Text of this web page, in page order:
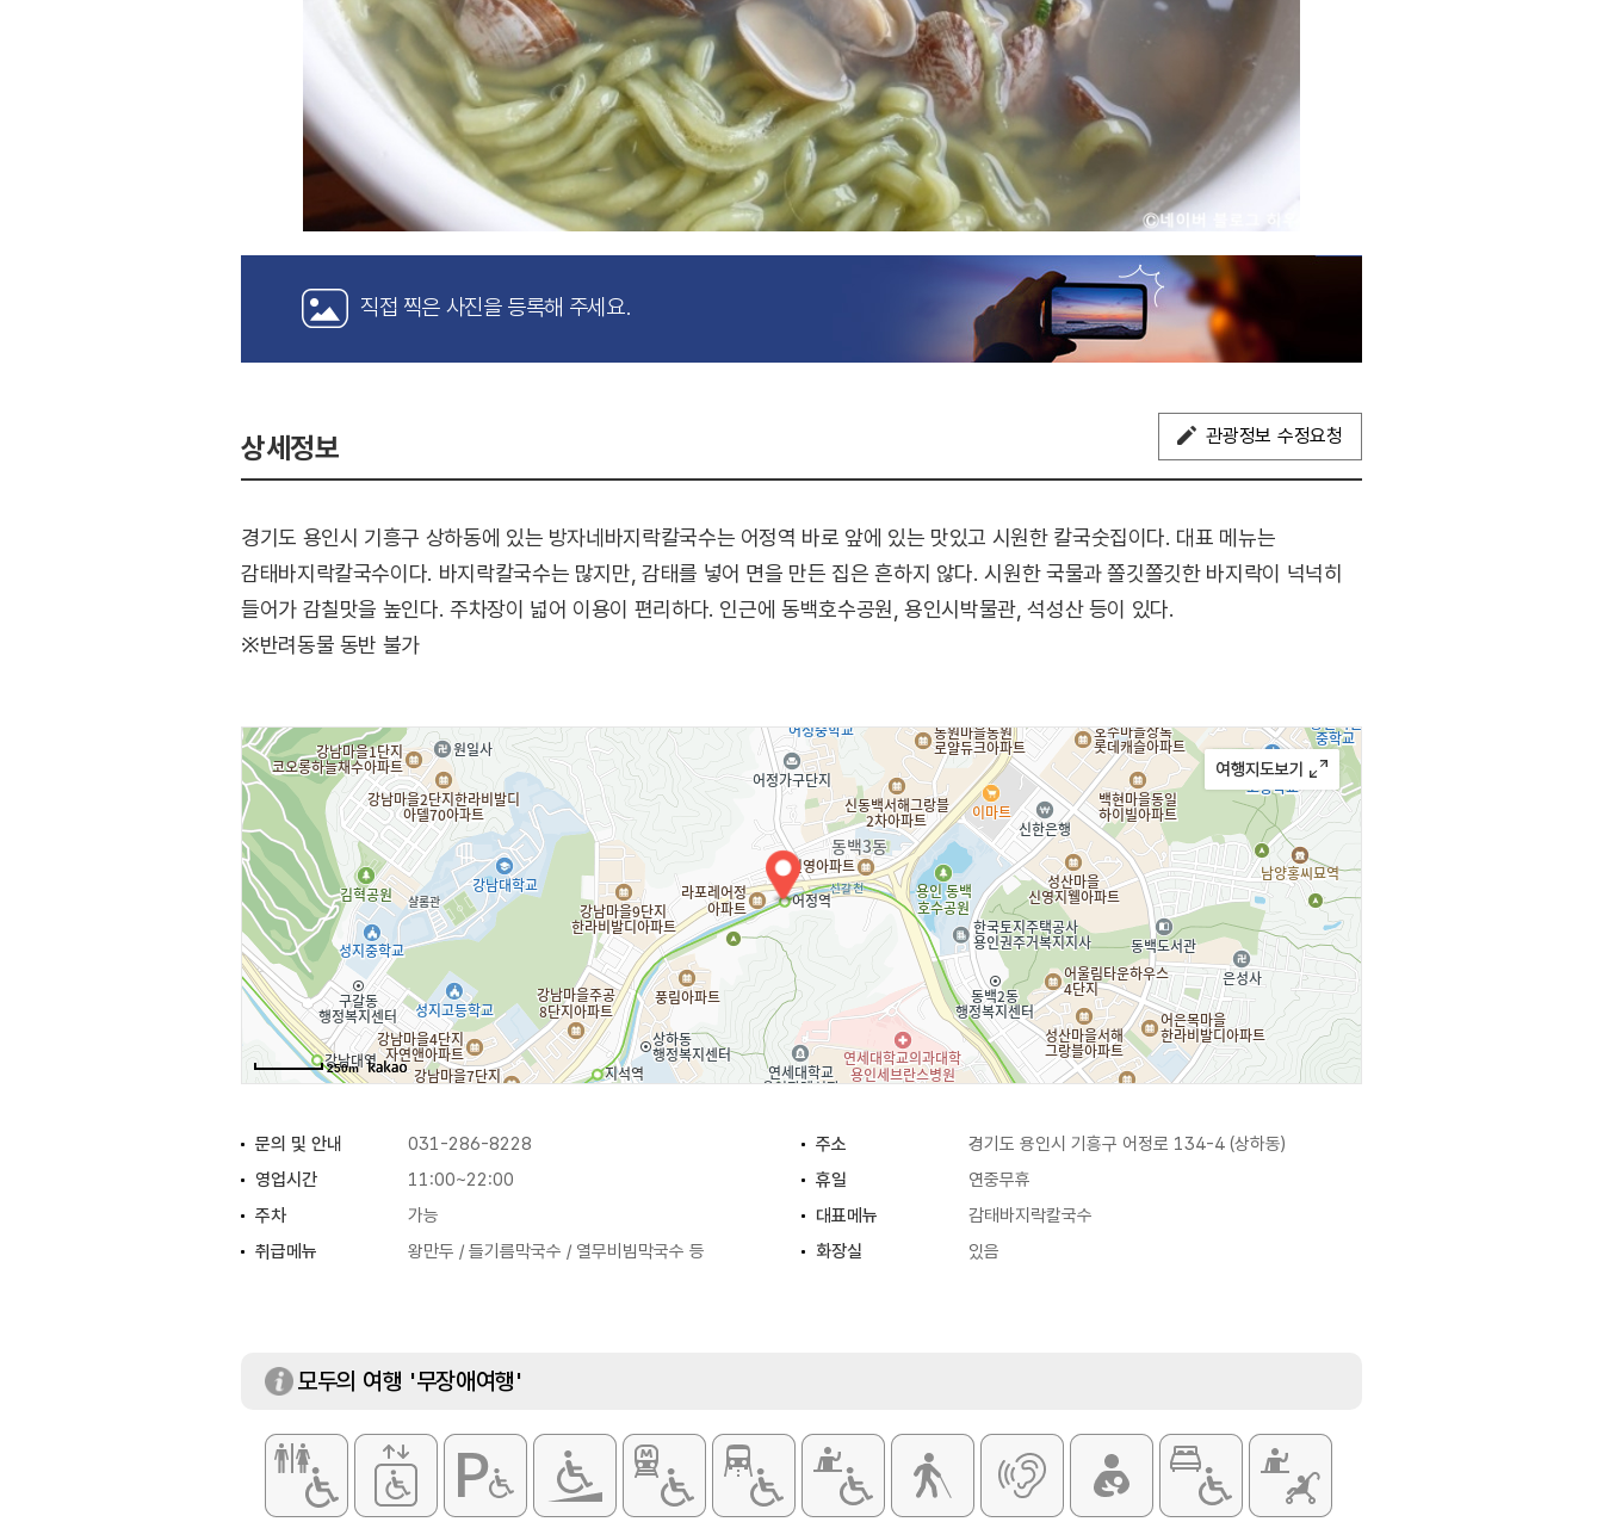
직접 찍은 사진을 등록해 주세요.
상세정보 관광정보 수정요청
경기도 용인시 기흥구 상하동에 있는 방자네바지락칼국수는 어정역 바로 앞에 있는 맛있고 시원한 칼국숫집이다. 대표 메뉴는
감태바지락칼국수이다. 바지락칼국수는 많지만, 감태를 넣어 면을 만든 집은 흔하지 않다. 시원한 국물과 쫄깃쫄깃한 바지락이 넉넉히
들어가 감칠맛을 높인다. 주차장이 넓어 이용이 편리하다. 인근에 동백호수공원, 용인시박물관, 석성산 등이 있다.
※반려동물 동반 불가
250m
문의 및 안내 031-286-8228 주소
경기도 용인시 기흥구 어정로 134-4 (상하동)
영업시간
11:00~22:00 휴일
연중무휴
주차
가능 대표메뉴
감태바지락칼국수
취급메뉴
왕만두 / 들기름막국수 / 열무비빔막국수 등 화장실 있음
모두의 여행 '무장애여행'